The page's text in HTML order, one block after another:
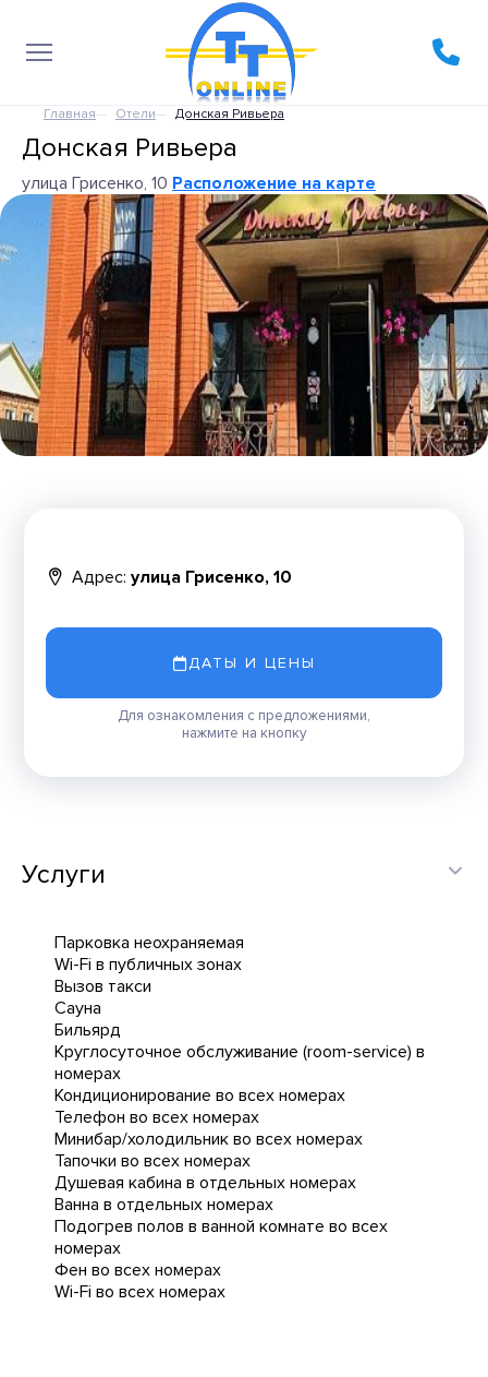
Главная Отели Донская Ривьера
Донская Ривьера
улица Грисенко, 10 Расположение на карте
Адрес: улица Грисенко, 10
ДАТЫ И ЦЕНЫ
Для ознакомления с предложениями,
нажмите на кнопку
Услуги
Парковка неохраняемая
Wi-Fi в публичных зонах
Вызов такси
Сауна
Бильярд
Круглосуточное обслуживание (room-service) в
номерах
Кондиционирование во всех номерах
Телефон во всех номерах
Минибар/холодильник во всех номерах
Тапочки во всех номерах
Душевая кабина в отдельных номерах
Ванна в отдельных номерах
Подогрев полов в ванной комнате во всех
номерах
Фен во всех номерах
Wi-Fi во всех номерах